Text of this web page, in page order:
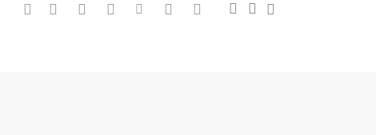
facebookgoogle- instagramwhatsapp
tiktok phone email searchaccount